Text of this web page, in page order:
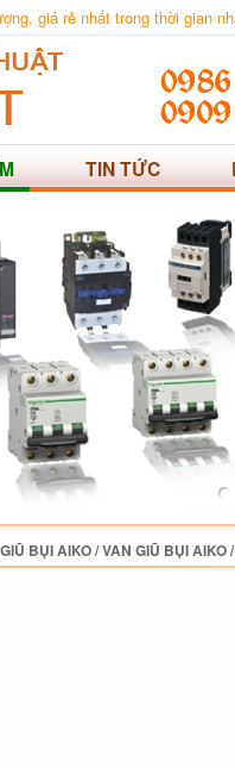
giá rẻ nhất trong thời gian
TIN TỨC
BỤI AIKO/VAN GIŨ BỤI AIKO/